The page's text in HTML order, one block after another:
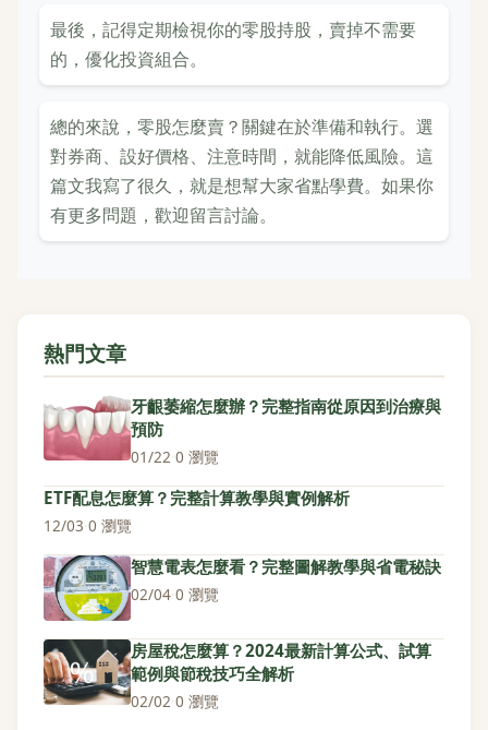
最後，記得定期檢視你的零股持股，賣掉不需要
的，優化投資組合。
總的來說，零股怎麼賣？關鍵在於準備和執行。選
對券商、設好價格、注意時間，就能降低風險。這
篇文我寫了很久，就是想幫大家省點學費。如果你
有更多問題，歡迎留言討論。
熱門文章
牙齦萎縮怎麼辦？完整指南從原因到治療與
預防
01/22·0 瀏覽
ETF配息怎麼算？完整計算教學與實例解析
12/03·0 瀏覽
智慧電表怎麼看？完整圖解教學與省電秘訣
02/04·0 瀏覽
房屋稅怎麼算？2024最新計算公式、試算
範例與節稅技巧全解析
02/02·0 瀏覽